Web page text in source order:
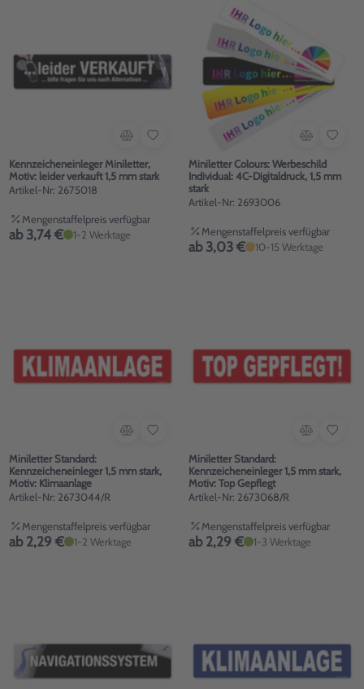
Kennzeicheneinleger Miniletter,
Motiv: leider verkauft 1,5 mm stark
Artikel-Nr: 2675018
Mengenstaffelpreis verfügbar
ab 3,74 € 1-2 Werktage
Miniletter Colours: Werbeschild
Individual: 4C-Digitaldruck, 1,5 mm
stark
Artikel-Nr: 2693006
Mengenstaffelpreis verfügbar
ab 3,03 € 10-15 Werktage
Miniletter Standard:
Kennzeicheneinleger 1,5 mm stark,
Motiv: Klimaanlage
Artikel-Nr: 2673044/R
Mengenstaffelpreis verfügbar
ab 2,29 € 1-2 Werktage
Miniletter Standard:
Kennzeicheneinleger 1,5 mm stark,
Motiv: Top Gepflegt
Artikel-Nr: 2673068/R
Mengenstaffelpreis verfügbar
ab 2,29 € 1-3 Werktage